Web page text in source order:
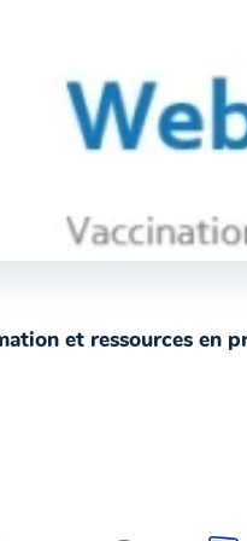
et ressources en